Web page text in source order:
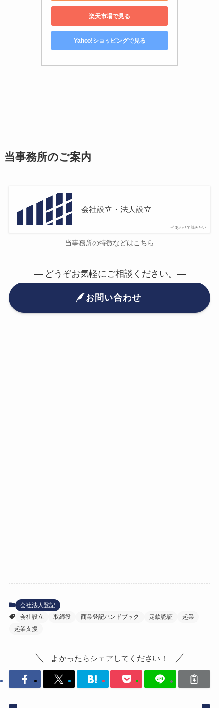
楽天市場で見る
Yahoo!ショッピングで見る
当事務所のご案内
あわせて読みたい
会社設立・法人設立
当事務所の特徴などはこちら
— どうぞお気軽にご相談ください。—
お問い合わせ
会社法人登記
会社設立
取締役 商業登記ハンドブック 定款認証
起業
起業支援
よかったらシェアしてください！